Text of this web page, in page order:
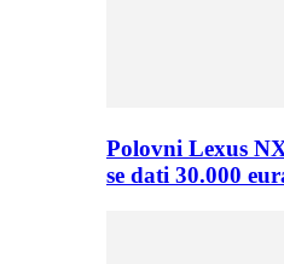
Polovni Lexus
se dati 30.000